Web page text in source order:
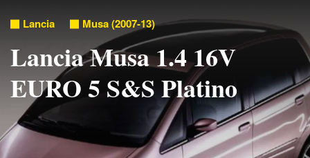
Lancia Musa (2007-13)
Lancia Musa 1.4 16V
EURO 5 S&S Platino